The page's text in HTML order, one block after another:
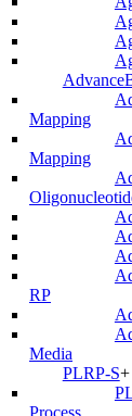
Mapping
Mapping
RP
Media
PLRP-S+
Process